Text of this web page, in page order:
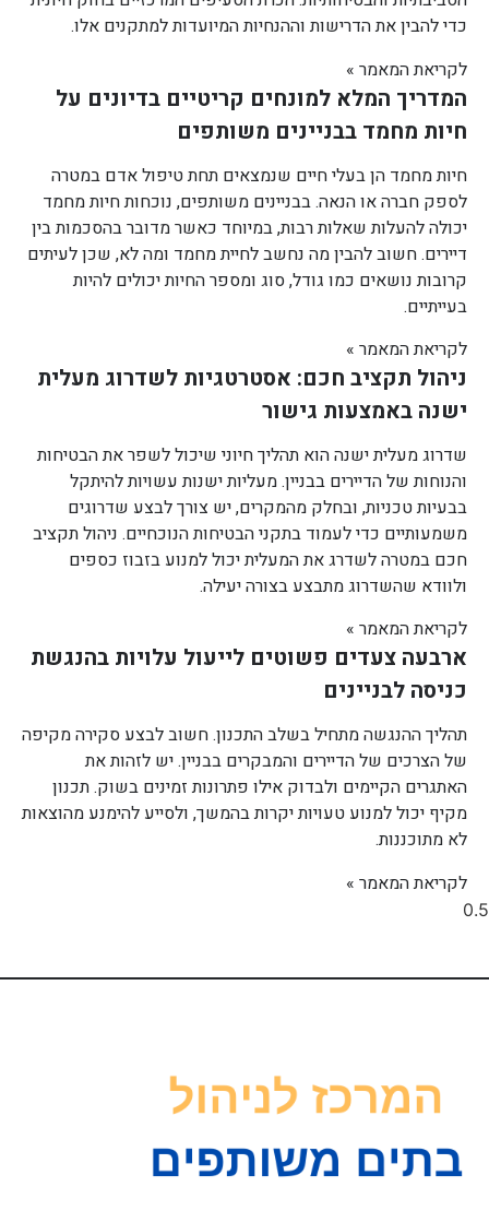
כדי להבין את הדרישות וההנחיות המיועדות למתקנים אלו.
לקריאת המאמר »
המדריך המלא למונחים קריטיים בדיונים על
חיות מחמד בבניינים משותפים
חיות מחמד הן בעלי חיים שנמצאים תחת טיפול אדם במטרה
לספק חברה או הנאה. בבניינים משותפים, נוכחות חיות מחמד
יכולה להעלות שאלות רבות, במיוחד כאשר מדובר בהסכמות בין
דיירים. חשוב להבין מה נחשב לחיית מחמד ומה לא, שכן לעיתים
קרובות נושאים כמו גודל, סוג ומספר החיות יכולים להיות
בעייתיים.
לקריאת המאמר »
ניהול תקציב חכם: אסטרטגיות לשדרוג מעלית
ישנה באמצעות גישור
שדרוג מעלית ישנה הוא תהליך חיוני שיכול לשפר את הבטיחות
והנוחות של הדיירים בבניין. מעליות ישנות עשויות להיתקל
בבעיות טכניות, ובחלק מהמקרים, יש צורך לבצע שדרוגים
משמעותיים כדי לעמוד בתקני הבטיחות הנוכחיים. ניהול תקציב
חכם במטרה לשדרג את המעלית יכול למנוע בזבוז כספים
ולוודא שהשדרוג מתבצע בצורה יעילה.
לקריאת המאמר »
ארבעה צעדים פשוטים לייעול עלויות בהנגשת
כניסה לבניינים
תהליך ההנגשה מתחיל בשלב התכנון. חשוב לבצע סקירה מקיפה
של הצרכים של הדיירים והמבקרים בבניין. יש לזהות את
האתגרים הקיימים ולבדוק אילו פתרונות זמינים בשוק. תכנון
מקיף יכול למנוע טעויות יקרות בהמשך, ולסייע להימנע מהוצאות
לא מתוכננות.
לקריאת המאמר »